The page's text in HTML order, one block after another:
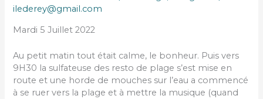
ilederey@gmail.com
Mardi 5 Juillet 2022
Au petit matin tout était calme, le bonheur. Puis vers
9H30 la sulfateuse des resto de plage s’est mise en
route et une horde de mouches sur l’eau a commencé
à se ruer vers la plage et à mettre la musique (quand